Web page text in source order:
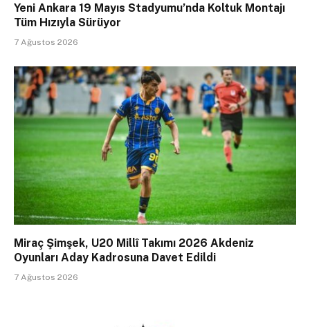
Yeni Ankara 19 Mayıs Stadyumu’nda Koltuk Montajı
Tüm Hızıyla Sürüyor
7 Ağustos 2026
Miraç Şimşek, U20 Millî Takımı 2026 Akdeniz
Oyunları Aday Kadrosuna Davet Edildi
7 Ağustos 2026